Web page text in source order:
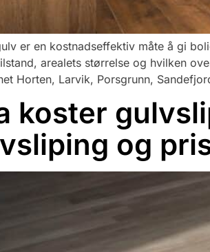
er en kostnadseffektiv måte å gi
arealets størrelse og hvilken
Horten, Larvik, Porsgrunn,
koster
og